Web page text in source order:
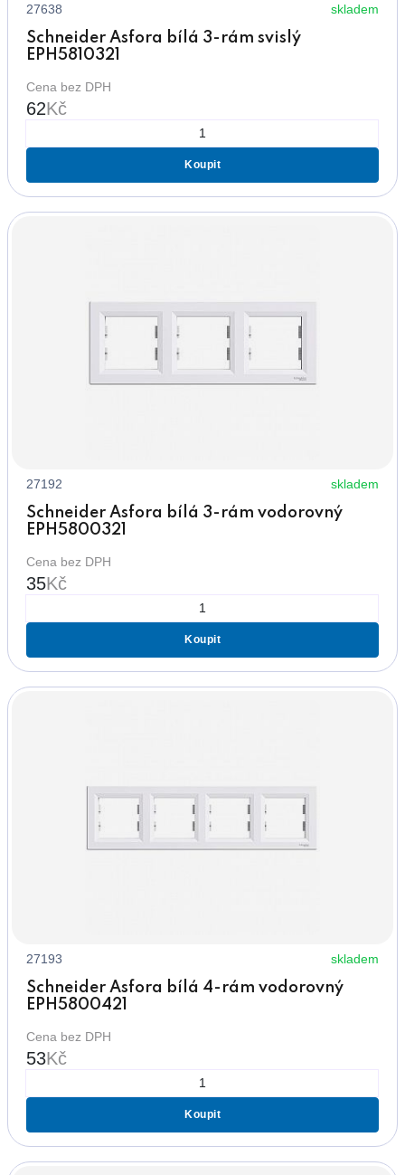
27638 skladem
Schneider Asfora bílá 3-rám svislý
EPH5810321
Cena bez DPH
62Kč
Koupit
27192 skladem
Schneider Asfora bílá 3-rám vodorovný
EPH5800321
Cena bez DPH
35Kč
Koupit
27193 skladem
Schneider Asfora bílá 4-rám vodorovný
EPH5800421
Cena bez DPH
53Kč
Koupit